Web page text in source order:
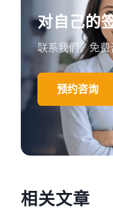
对自己的
联系我们，免
预约咨询
相关文章